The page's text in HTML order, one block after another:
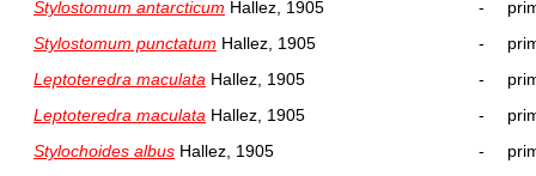
Stylostomum antarcticum Hallez, 1905 -
Stylostomum punctatum Hallez, 1905 -
Leptoteredra maculata Hallez, 1905 -
Leptoteredra maculata Hallez, 1905 -
Stylochoides albus Hallez, 1905 -